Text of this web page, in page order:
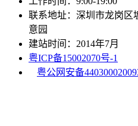
联系地址：深圳市龙岗区
意园
建站时间：2014年7月
粤ICP备15002070号-1
粤公网安备